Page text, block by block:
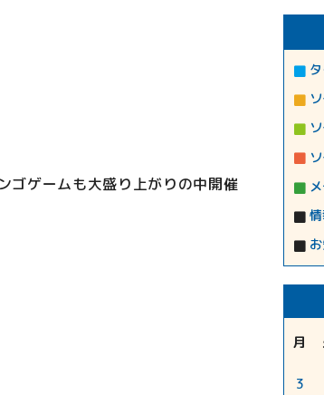
ゴゲームも大盛り上がりの中開催
月
3